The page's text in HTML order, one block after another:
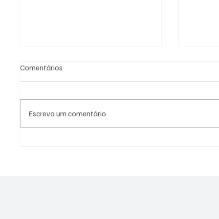
Comentários
Escreva um comentário